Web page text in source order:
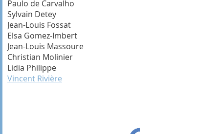
Paulo de Carvalho
Sylvain Detey
Jean-Louis Fossat
Elsa Gomez-Imbert
Jean-Louis Massoure
Christian Molinier
Lidia Philippe
Vincent Rivière